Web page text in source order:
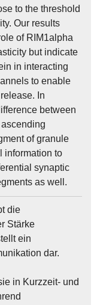
to the threshold
Our results
of RIM1alpha
but indicate
in interacting
to enable
In
between
of granule
information to
synaptic
as well.
die
Stärke
ein
dar.
in Kurzzeit- und